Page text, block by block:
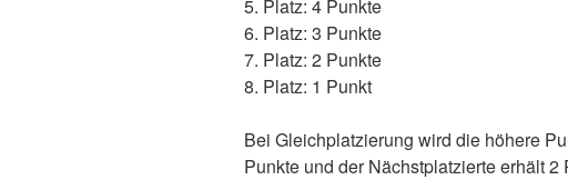
5. Platz: 4 Punkte
6. Platz: 3 Punkte
7. Platz: 2 Punkte
8. Platz: 1 Punkt
Bei Gleichplatzierung wird die höhere
Punkte und der Nächstplatzierte erhält 2